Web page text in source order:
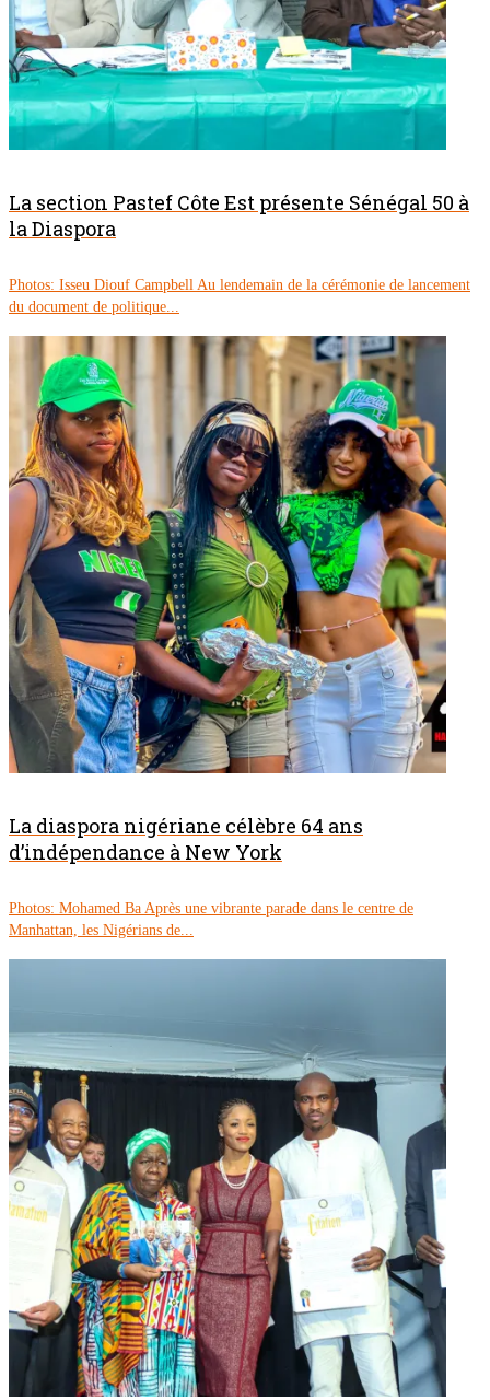
La section Pastef Côte Est présente Sénégal 50 à
la Diaspora
Photos: Isseu Diouf Campbell Au lendemain de la cérémonie de lancement
du document de politique...
La diaspora nigériane célèbre 64 ans
d’indépendance à New York
Photos: Mohamed Ba Après une vibrante parade dans le centre de
Manhattan, les Nigérians de...